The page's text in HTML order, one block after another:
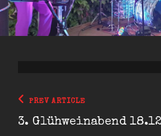
Beitragsnavigation
Previous
Post
PREV ARTICLE
3. Glühweinabend